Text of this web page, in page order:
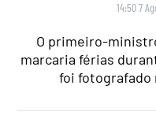
14:50 7
O primeiro-
marcaria férias
foi fotografado